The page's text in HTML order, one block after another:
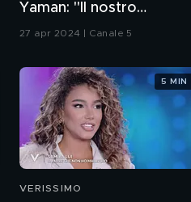
Yaman: "Il nostro
rapporto sul set"
27 apr 2024 | Canale 5
VERISSIMO
5 MIN